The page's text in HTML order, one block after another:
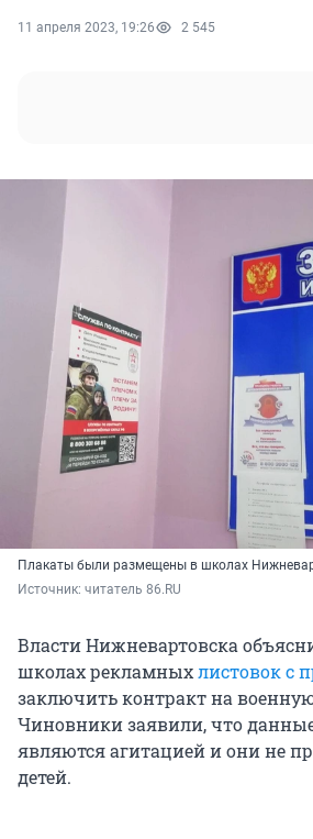
11 апреля 2023, 19:26 2 545
Плакаты были размещены в школах
Источник: читатель 86.RU
Власти Нижневартовска
школах рекламныхлистовок с
заключить контракт на
Чиновники заявили, что
являются агитацией и они не
детей.